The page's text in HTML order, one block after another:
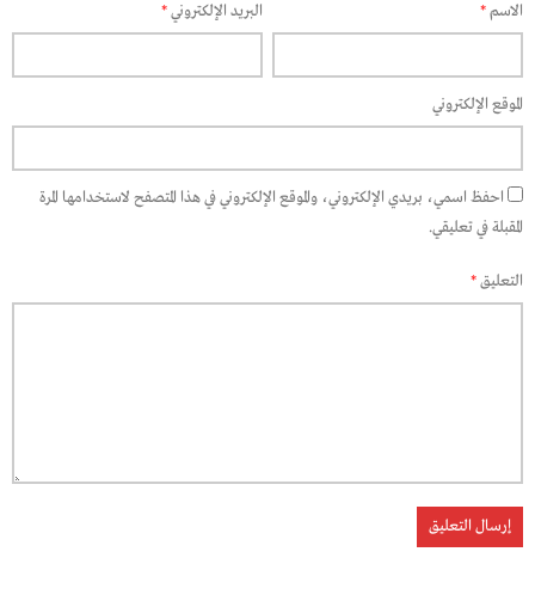
الاسم* البريد الإلكتروني*
الموقع الإلكتروني
احفظ اسمي، بريدي الإلكتروني، والموقع الإلكتروني في هذا المتصفح لاستخدامها المرة
المقبلة في تعليقي.
التعليق*